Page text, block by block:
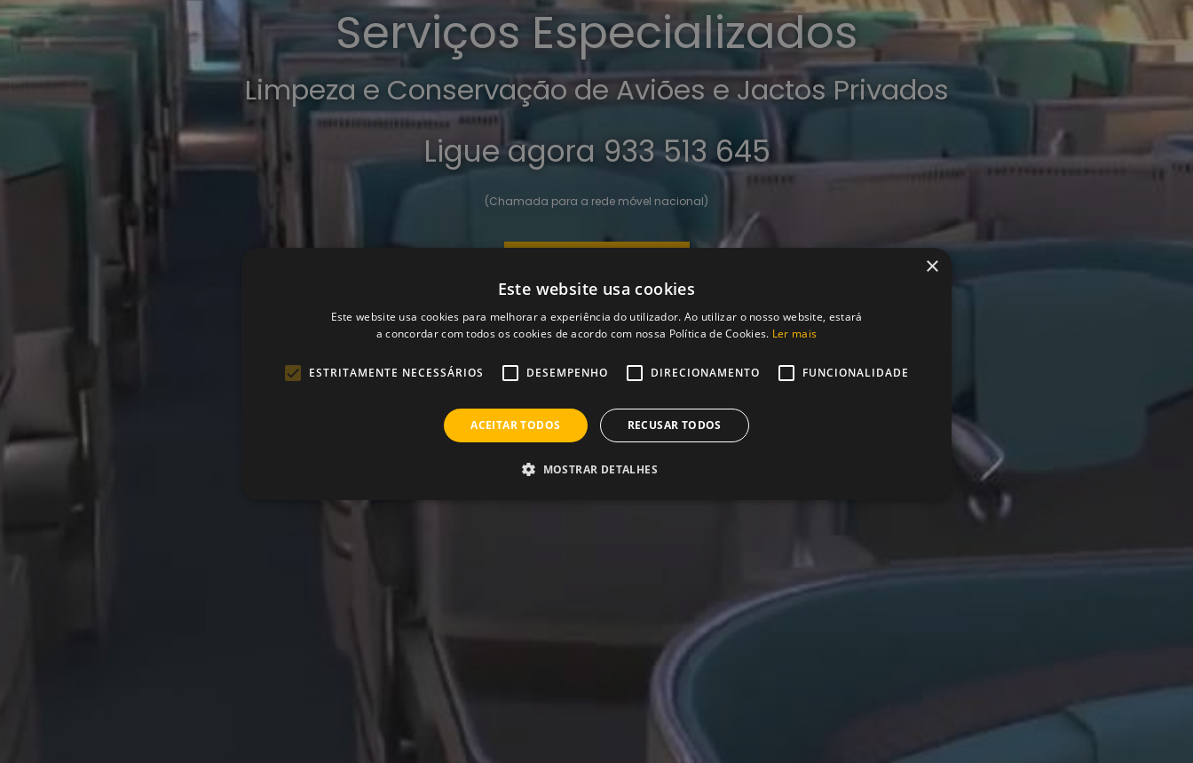
Serviços Especializados
Limpeza e Conservação de Aviões e Jactos Privados
Ligue agora 933 513 645
(Chamada para a rede móvel nacional)
×
Este website usa cookies
Este website usa cookies para melhorar a experiência do utilizador. Ao utilizar o nosso website, estará
a concordar com todos os cookies de acordo com nossa Política de Cookies. Ler mais
ESTRITAMENTE NECESSÁRIOS DESEMPENHO DIRECIONAMENTO FUNCIONALIDADE
ACEITAR TODOS RECUSAR TODOS
MOSTRAR DETALHES